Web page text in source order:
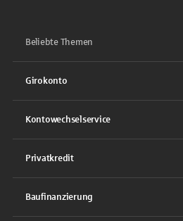
Beliebte Themen
Girokonto
Kontowechselservice
Privatkredit
Baufinanzierung